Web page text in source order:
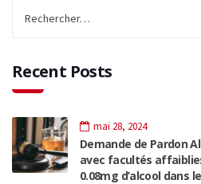
Recent Posts
mai 28, 2024
Demande de Pardon
avec facultés
0.08mg d’alcool dans